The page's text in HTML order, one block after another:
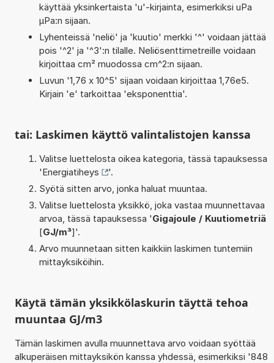
käyttää yksinkertaista 'u'-kirjainta, esimerkiksi uPa
µPa:n sijaan.
Lyhenteissä 'neliö' ja 'kuutio' merkki '^' voidaan jättää
pois '^2' ja '^3':n tilalle. Neliösenttimetreille voidaan
kirjoittaa cm² muodossa cm^2:n sijaan.
Luvun '1,76 x 10^5' sijaan voidaan kirjoittaa 1,76e5.
Kirjain 'e' tarkoittaa 'eksponenttia'.
tai: Laskimen käyttö valintalistojen kanssa
Valitse luettelosta oikea kategoria, tässä tapauksessa
'Energiatiheys
'.
Syötä sitten arvo, jonka haluat muuntaa.
Valitse luettelosta yksikkö, joka vastaa muunnettavaa
arvoa, tässä tapauksessa 'Gigajoule / Kuutiometriä
[GJ/m³]'.
Arvo muunnetaan sitten kaikkiin laskimen tuntemiin
mittayksiköihin.
Käytä tämän yksikkölaskurin täyttä tehoa
muuntaa GJ/m3
Tämän laskimen avulla muunnettava arvo voidaan syöttää
alkuperäisen mittayksikön kanssa yhdessä, esimerkiksi '848